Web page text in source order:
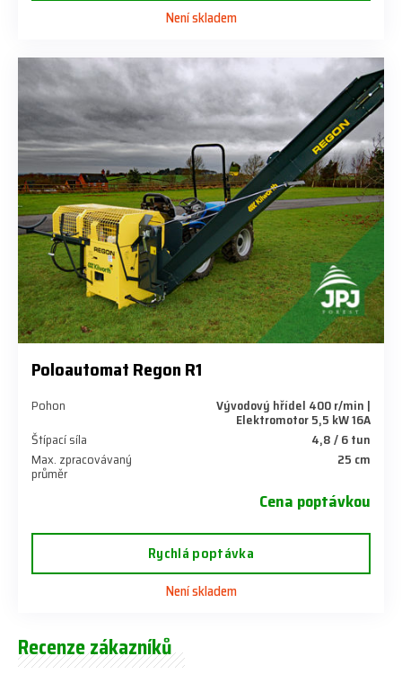
Není skladem
Poloautomat Regon R1
Pohon Vývodový hřídel 400 r/min |
Elektromotor 5,5 kW 16A
Štípací síla
4,8 / 6 tun
Max. zpracovávaný
průměr
25 cm
Cena poptávkou
Rychlá poptávka
Není skladem
Recenze zákazníků